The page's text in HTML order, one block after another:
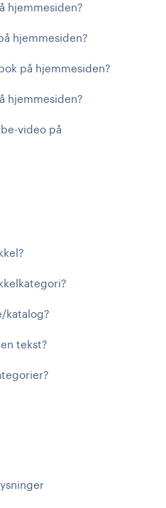
hjemmesiden?
hjemmesiden?
på hjemmesiden?
hjemmesiden?
video på
katalog?
tekst?